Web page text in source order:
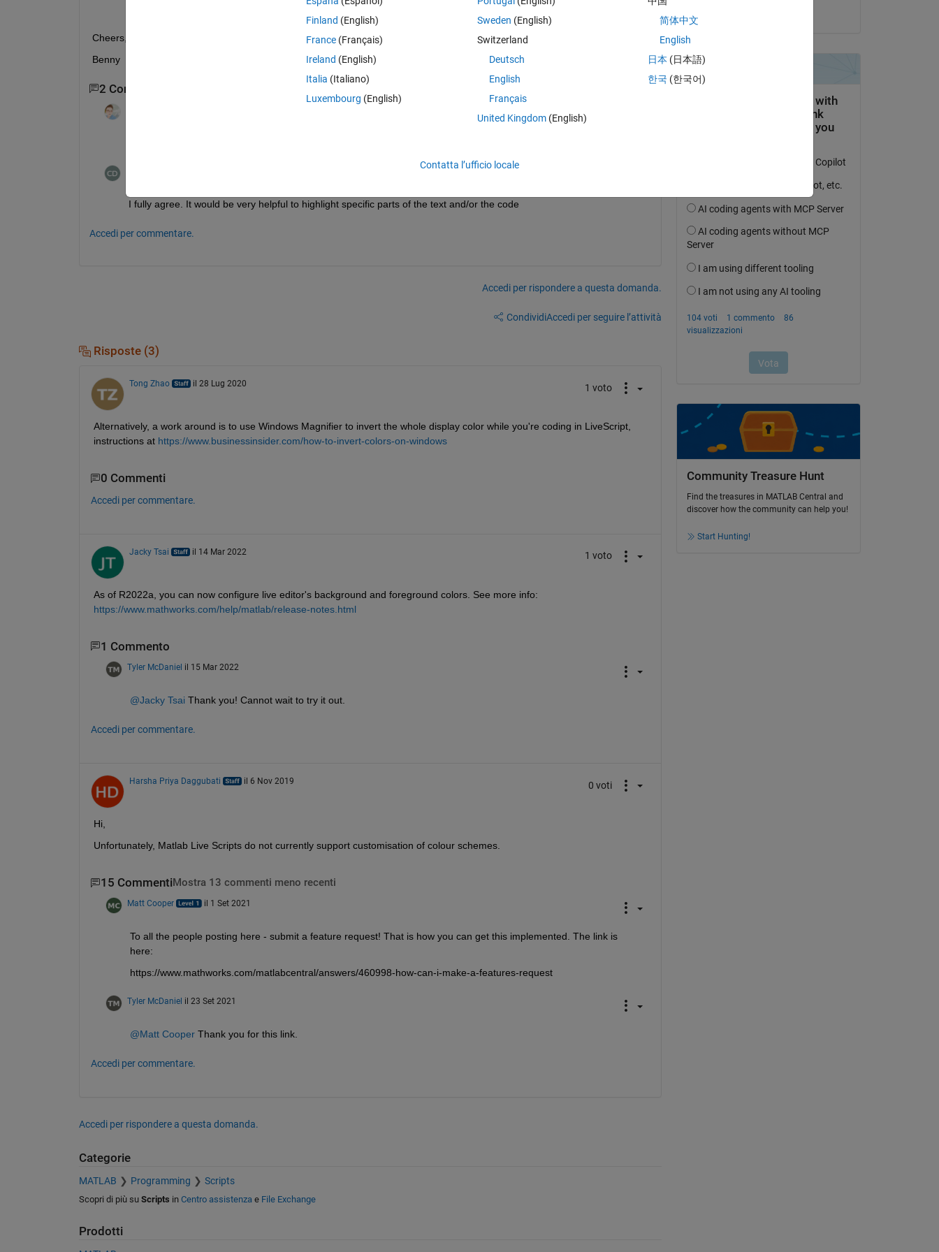
Cheers,
Benny
2 Commenti
I fully agree. It would be very helpful to highlight specific parts of the text and/or the code
Accedi per commentare.
Accedi per rispondere a questa domanda.
CondividiAccedi per seguire l’attività
Risposte (3)
Tong Zhao il 28 Lug 2020 1 voto
Alternatively, a work around is to use Windows Magnifier to invert the whole display color while you're coding in LiveScript,
instructions at https://www.businessinsider.com/how-to-invert-colors-on-windows
0 Commenti
Accedi per commentare.
Jacky Tsai il 14 Mar 2022 1 voto
As of R2022a, you can now configure live editor's background and foreground colors. See more info:
https://www.mathworks.com/help/matlab/release-notes.html
1 Commento
Tyler McDaniel il 15 Mar 2022
@Jacky Tsai Thank you! Cannot wait to try it out.
Accedi per commentare.
Harsha Priya Daggubati il 6 Nov 2019 0 voti
Hi,
Unfortunately, Matlab Live Scripts do not currently support customisation of colour schemes.
15 Commenti Mostra 13 commenti meno recenti
Matt Cooper il 1 Set 2021
To all the people posting here - submit a feature request! That is how you can get this implemented. The link is
here:
https://www.mathworks.com/matlabcentral/answers/460998-how-can-i-make-a-features-request
Tyler McDaniel il 23 Set 2021
@Matt Cooper Thank you for this link.
Accedi per commentare.
Accedi per rispondere a questa domanda.
Categorie
MATLAB Programming Scripts
Scopri di più su Scripts in Centro assistenza e File Exchange
Prodotti
Community Treasure Hunt
Find the treasures in MATLAB Central and
discover how the community can help you!
Start Hunting!
Finland (English)
France (Français)
Ireland (English)
Italia (Italiano)
Luxembourg (English)
Sweden (English)
Switzerland
Deutsch
English
Français
United Kingdom(English)
简体中文
English
日本 (日本語)
한국 (한국어)
Contatta l’ufficio locale